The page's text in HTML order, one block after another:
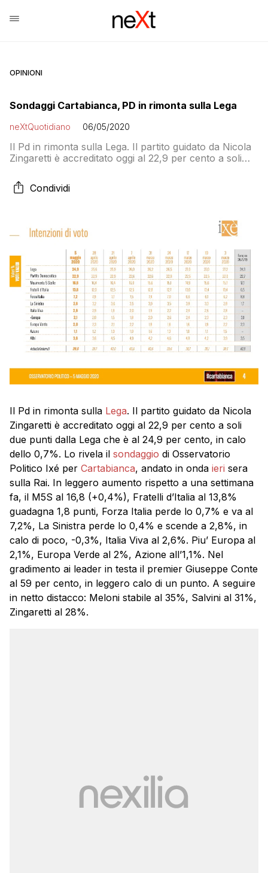
OPINIONI
Sondaggi Cartabianca, PD in rimonta sulla Lega
neXtQuotidiano 06/05/2020
Il Pd in rimonta sulla Lega. Il partito guidato da Nicola
Zingaretti è accreditato oggi al 22,9 per cento a soli
dello 0,7%. Lo rivela il sondaggio di Osservatorio
Politico Ixé per Cartabianca, andato in onda ieri sera
Condividi
Il Pd in rimonta sulla Lega. Il partito guidato da Nicola
Zingaretti è accreditato oggi al 22,9 per cento a soli
due punti dalla Lega che è al 24,9 per cento, in calo
dello 0,7%. Lo rivela il sondaggio di Osservatorio
Politico Ixé per Cartabianca, andato in onda ieri sera
sulla Rai. In leggero aumento rispetto a una settimana
fa, il M5S al 16,8 (+0,4%), Fratelli d’Italia al 13,8%
guadagna 1,8 punti, Forza Italia perde lo 0,7% e va al
7,2%, La Sinistra perde lo 0,4% e scende a 2,8%, in
calo di poco, -0,3%, Italia Viva al 2,6%. Piu’ Europa al
2,1%, Europa Verde al 2%, Azione all’1,1%. Nel
gradimento ai leader in testa il premier Giuseppe Conte
al 59 per cento, in leggero calo di un punto. A seguire
in netto distacco: Meloni stabile al 35%, Salvini al 31%,
Zingaretti al 28%.